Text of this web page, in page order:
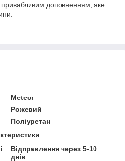
привабливим доповненням, яке
Meteor
Рожевий
Поліуретан
Відправлення через 5-10
днів